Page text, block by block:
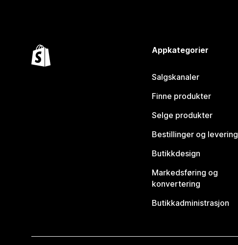
Appkategorier
Salgskanaler
Finne produkter
Selge produkter
Bestillinger og levering
Butikkdesign
Markedsføring og
konvertering
Butikkadministrasjon